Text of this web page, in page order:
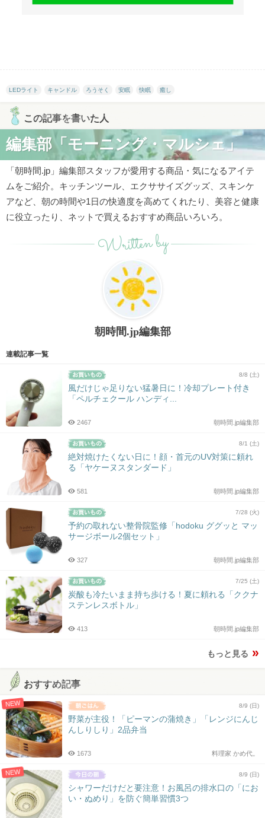
LEDライト キャンドル ろうそく 安眠 快眠 癒し
この記事を書いた人
編集部「モーニング・マルシェ」
「朝時間.jp」編集部スタッフが愛用する商品・気になるアイテ
ムをご紹介。キッチンツール、エクササイズグッズ、スキンケ
アなど、朝の時間や1日の快適度を高めてくれたり、美容と健康
に役立ったり、ネットで買えるおすすめ商品いろいろ。
Written by
朝時間.jp編集部
連載記事一覧
8/8 (土)
風だけじゃ足りない猛暑日に！冷却プレート付き
「ペルチェクール ハンディ...
朝時間.jp編集部
2467
8/1 (土)
絶対焼けたくない日に！顔・首元のUV対策に頼れ
る「ヤケーヌスタンダード」
朝時間.jp編集部
581
7/28 (火)
予約の取れない整骨院監修「hodoku ググッと マッ
サージボール2個セット」
朝時間.jp編集部
327
7/25 (土)
炭酸も冷たいまま持ち歩ける！夏に頼れる「ククナ
ステンレスボトル」
朝時間.jp編集部
413
もっと見る
おすすめ記事
NEW 8/9 (日)
野菜が主役！「ピーマンの蒲焼き」「レンジにんじ
んしりしり」2品弁当
料理家 かめ代。
1673
NEW 8/9 (日)
シャワーだけだと要注意！お風呂の排水口の「にお
い・ぬめり」を防ぐ簡単習慣3つ